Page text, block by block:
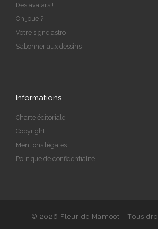
Des avatars !
On joue ?
Votre signe astro
S’abonner aux dessins
Informations
Charte éditoriale
Copyright
Mentions légales
Politique de confidentialité
© 2026 Fleur de Mamoot – Tous